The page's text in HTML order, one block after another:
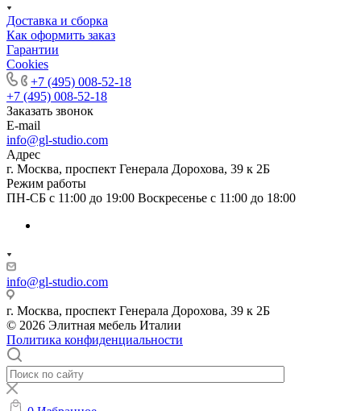
Доставка и сборка
Как оформить заказ
Гapaнтии
Cookies
+7 (495) 008-52-18
+7 (495) 008-52-18
Заказать звонок
E-mail
info@gl-studio.com
Адрес
г. Москва, проспект Генерала Дорохова, 39 к 2Б
Режим работы
ПН-СБ с 11:00 до 19:00 Воскресенье с 11:00 до 18:00
info@gl-studio.com
г. Москва, проспект Генерала Дорохова, 39 к 2Б
© 2026 Элитнaя мeбeль Итaлии
Политика конфиденциальности